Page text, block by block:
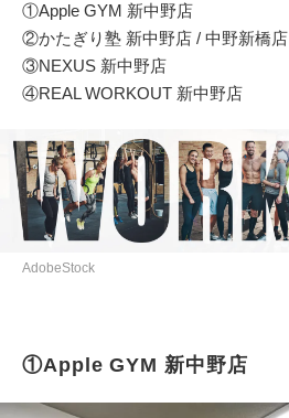
①Apple GYM 新中野店
②かたぎり塾 新中野店 / 中野新橋店
③NEXUS 新中野店
④REAL WORKOUT 新中野店
AdobeStock
①Apple GYM 新中野店